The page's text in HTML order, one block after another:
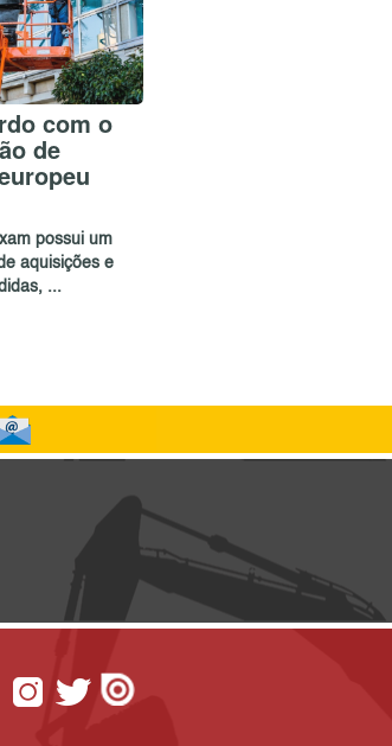
com o
de
possui um
aquisições e
...